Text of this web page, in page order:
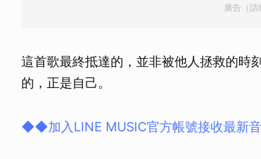
廣告（請
這首歌最終抵達的，並非被他人拯救的時
的，正是自己。
◆◆加入LINE MUSIC官方帳號接收最新音